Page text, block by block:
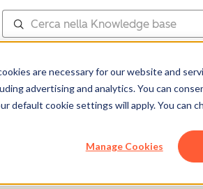
are necessary for our website and
advertising and analytics. You can
default cookie settings will apply. You can
Manage Cookies
base
Centro assistenza (EN)